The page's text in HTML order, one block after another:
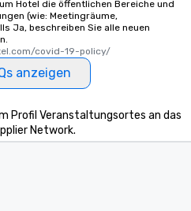
Hotel die öffentlichen Bereiche und
(wie: Meetingräume,
Ja, beschreiben Sie alle neuen
covid-19-policy/
anzeigen
Profil Veranstaltungsortes an das
Network.